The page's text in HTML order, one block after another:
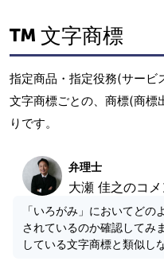
文字商標
指定商品・指定役務(サービ
文字商標ごとの、商標(商標
りです。
弁理士
大瀬 佳之のコメ
「いろがみ」においてど
されているのか確認してみ
している文字商標と類似し